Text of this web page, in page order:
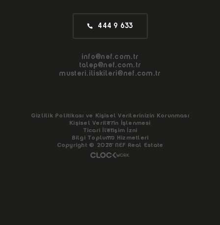
444 9 633
info@nef.com.tr
talep@nef.com.tr
musteri.iliskileri@nef.com.tr
Gizlilik Politikası ve Kişisel Verilerinizin Korunması
Kişisel Verilerin İşlenmesi
Ticari İletişim İzni
Bilgi Toplumu Hizmetleri
Copyright © 2026 NEF Real Estate